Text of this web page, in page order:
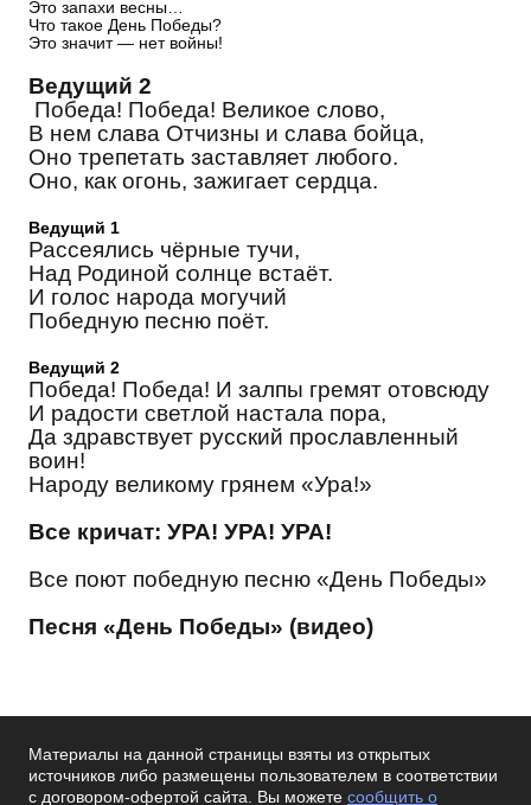
Это запахи весны…
Что такое День Победы?
Это значит — нет войны!
Ведущий 2
Победа! Победа! Великое слово,
В нем слава Отчизны и слава бойца,
Оно трепетать заставляет любого.
Оно, как огонь, зажигает сердца.
Ведущий 1
Рассеялись чёрные тучи,
Над Родиной солнце встаёт.
И голос народа могучий
Победную песню поёт.
Ведущий 2
Победа! Победа! И залпы гремят отовсюду
И радости светлой настала пора,
Да здравствует русский прославленный
воин!
Народу великому грянем «Ура!»
Все кричат: УРА! УРА! УРА!
Все поют победную песню «День Победы»
Песня «День Победы» (видео)
Материалы на данной страницы взяты из открытых
источников либо размещены пользователем в соответствии
с договором-офертой сайта. Вы можете сообщить о